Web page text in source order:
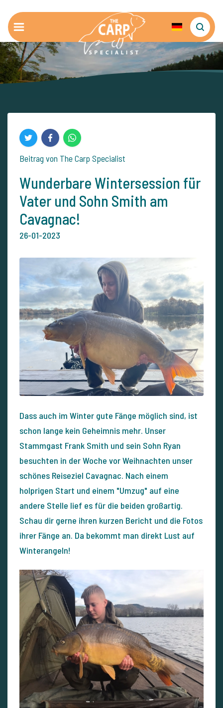
Beitrag von The Carp Specialist
Wunderbare Wintersession für
Vater und Sohn Smith am
Cavagnac!
26-01-2023
Dass auch im Winter gute Fänge möglich sind, ist
schon lange kein Geheimnis mehr. Unser
Stammgast Frank Smith und sein Sohn Ryan
besuchten in der Woche vor Weihnachten unser
schönes Reiseziel Cavagnac. Nach einem
holprigen Start und einem "Umzug" auf eine
andere Stelle lief es für die beiden großartig.
Schau dir gerne ihren kurzen Bericht und die Fotos
ihrer Fänge an. Da bekommt man direkt Lust auf
Winterangeln!